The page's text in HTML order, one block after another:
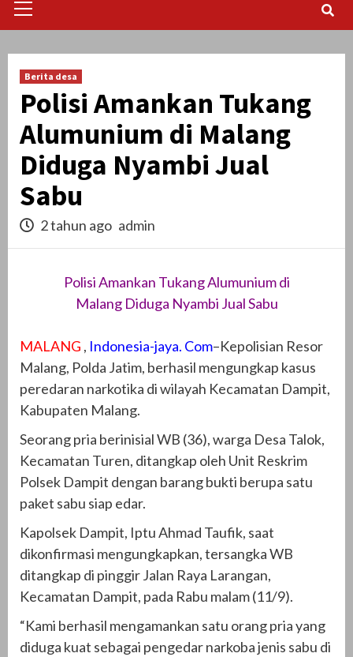
Menu
Berita desa
Polisi Amankan Tukang
Alumunium di Malang
Diduga Nyambi Jual
Sabu
2 tahun ago admin
Polisi Amankan Tukang Alumunium di
Malang Diduga Nyambi Jual Sabu
MALANG , Indonesia-jaya. Com–Kepolisian Resor
Malang, Polda Jatim, berhasil mengungkap kasus
peredaran narkotika di wilayah Kecamatan Dampit,
Kabupaten Malang.
Seorang pria berinisial WB (36), warga Desa Talok,
Kecamatan Turen, ditangkap oleh Unit Reskrim
Polsek Dampit dengan barang bukti berupa satu
paket sabu siap edar.
Kapolsek Dampit, Iptu Ahmad Taufik, saat
dikonfirmasi mengungkapkan, tersangka WB
ditangkap di pinggir Jalan Raya Larangan,
Kecamatan Dampit, pada Rabu malam (11/9).
“Kami berhasil mengamankan satu orang pria yang
diduga kuat sebagai pengedar narkoba jenis sabu di